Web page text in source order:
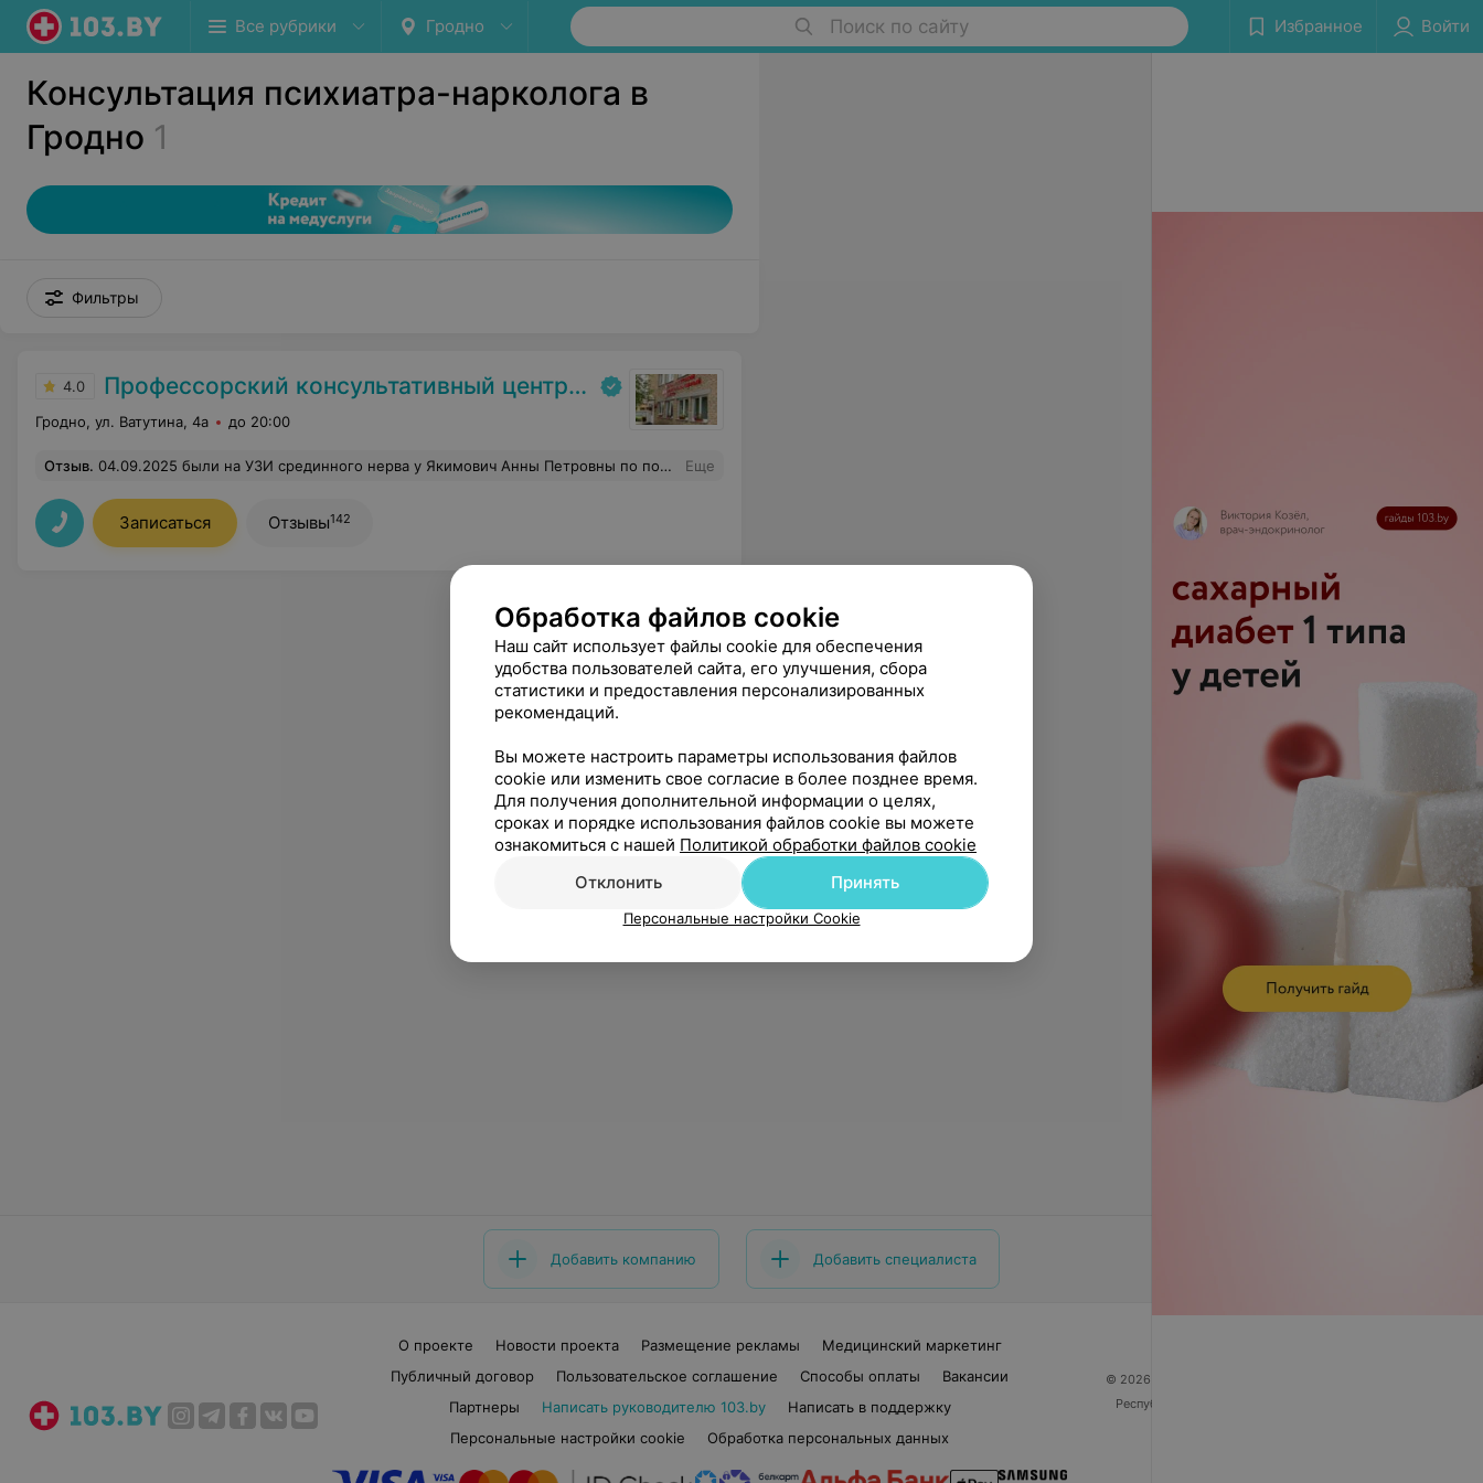
Все рубрики Гродно Поиск по сайту Избранное Войти
Консультация психиатра-нарколога в
Гродно 1
Фильтры
4.0 Профессорский консультативный центр г. Гродно
Гродно, ул. Ватутина, 4а до 20:00
Отзыв. 04.09.2025 были на УЗИ срединного нерва у Якимович Анны Петровны по поводу травмы руки . Во - первых ,хочется отметить ,что данное обследование проводят мало какие учреждения. Во - вторых , хочется отметить профессионализм врача . Очень подробно описал мою ситуацию , все максимально доступно объяснил! В - третих , хочется сказать за человеческое отношение и оптимизм Анны Петровны !!! Ещё раз большое спасибо и успехов Вам ! Еще
Записаться Отзывы142
Добавить компанию Добавить специалиста
О проекте Новости проекта Размещение рекламы
Медицинский маркетинг
Публичный договор
Пользовательское соглашение Способы оплаты
Вакансии
Партнеры
Написать руководителю 103.by
Написать в поддержку
Персональные настройки cookie
Обработка персональных данных
© 2026 ООО «Артокс Лаб», УНП 191700409
Республика Беларусь, г. Минск, улица Толбухина, 2,
Обработка файлов cookie
Наш сайт использует файлы cookie для обеспечения
удобства пользователей сайта, его улучшения, сбора
статистики и предоставления персонализированных
рекомендаций.
Вы можете настроить параметры использования файлов
cookie или изменить свое согласие в более позднее время.
Для получения дополнительной информации о целях,
сроках и порядке использования файлов cookie вы можете
ознакомиться с нашей Политикой обработки файлов cookie
Отклонить
Принять
Персональные настройки Cookie